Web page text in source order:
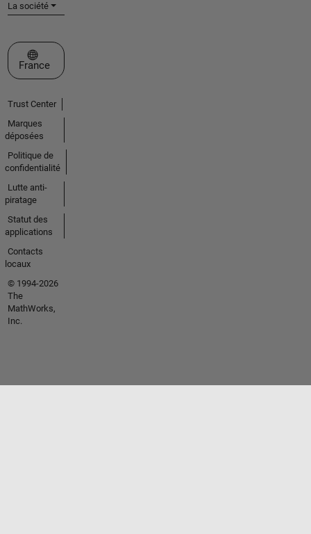
La société
Sélectionner un site web
France
Trust Center
Marques
déposées
Politique de
confidentialité
Lutte anti-
piratage
Statut des
applications
Contacts
locaux
© 1994-2026
The
MathWorks,
Inc.